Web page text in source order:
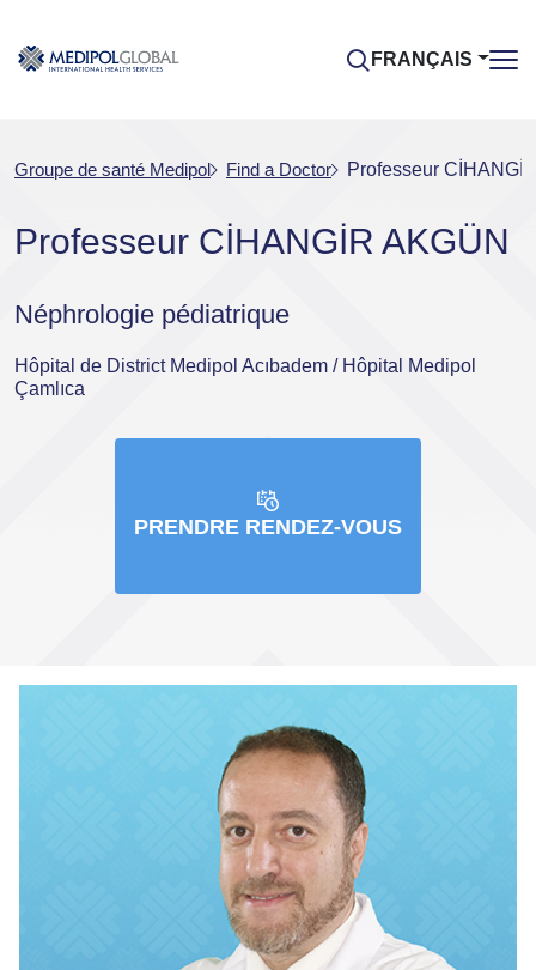
FRANÇAIS
Groupe de santé Medipol Find a Doctor Professeur
Professeur CİHANGİR AKGÜN
Néphrologie pédiatrique
Hôpital de District Medipol Acıbadem / Hôpital Medipol
Çamlıca
PRENDRE RENDEZ-VOUS